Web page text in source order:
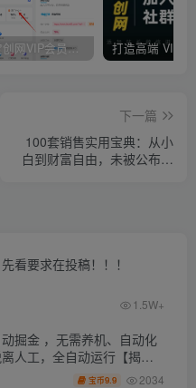
开通宝创网VIP会员，尊享全站资源免费下载，享70%的推广提成！！【限时五折优惠】
下一篇
100套销售实用宝典：从小
白到财富自由，未被公布的
看要求在投稿！！！
1.5W+
掘金 ，无需养机、自动化
人工，全自动运行【揭
宝币9.9 2034